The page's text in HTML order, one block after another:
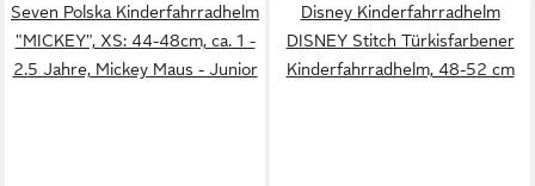
Seven Polska Kinderfahrradhelm
"MICKEY", XS: 44-48cm, ca. 1 -
2.5 Jahre, Mickey Maus - Junior
Disney Kinderfahrradhelm
DISNEY Stitch Türkisfarbener
Kinderfahrradhelm, 48-52 cm